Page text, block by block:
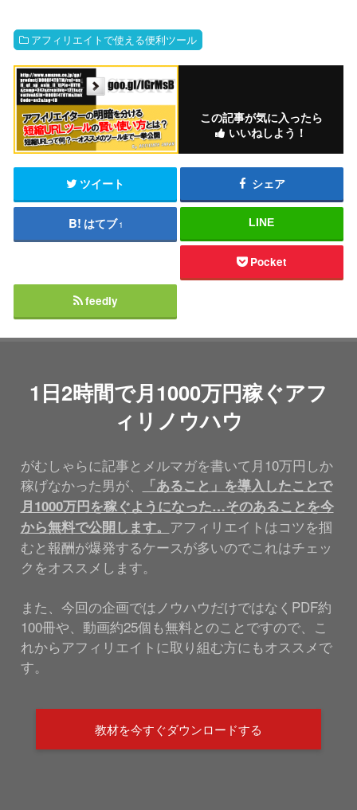
アフィリエイトで使える便利ツール
この記事が気に入ったら
いいねしよう！
ツイート シェア
はてブ1 LINE
Pocket
feedly
1日2時間で月1000万円稼ぐアフ
ィリノウハウ
がむしゃらに記事とメルマガを書いて月10万円しか
稼げなかった男が、
「あること」を導入したことで
月1000万円を稼ぐようになった…そのあることを今
から無料で公開します。 アフィリエイトはコツを掴
むと報酬が爆発するケースが多いのでこれはチェッ
クをオススメします。
また、今回の企画ではノウハウだけではなくPDF約
100冊や、動画約25個も無料とのことですので、こ
れからアフィリエイトに取り組む方にもオススメで
す。
教材を今すぐダウンロードする